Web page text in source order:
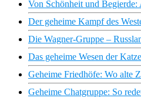
Von Schönheit und
Der geheime Kampf des
Die Wagner-Gruppe –
Das geheime Wesen der
Geheime Friedhöfe: Wo alte
Geheime Chatgruppe: So